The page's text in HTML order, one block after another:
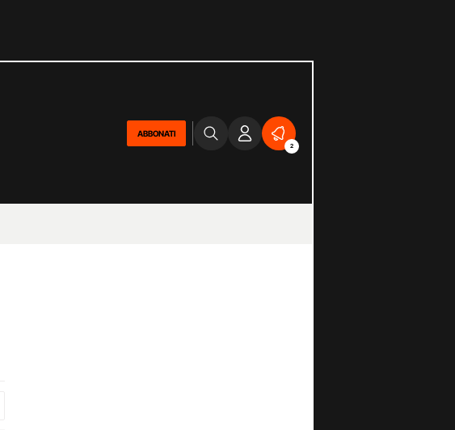
ABBONATI
2